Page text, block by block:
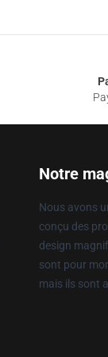
Notre
Nous avons
conçu des
design
sont pour
mais ils sont